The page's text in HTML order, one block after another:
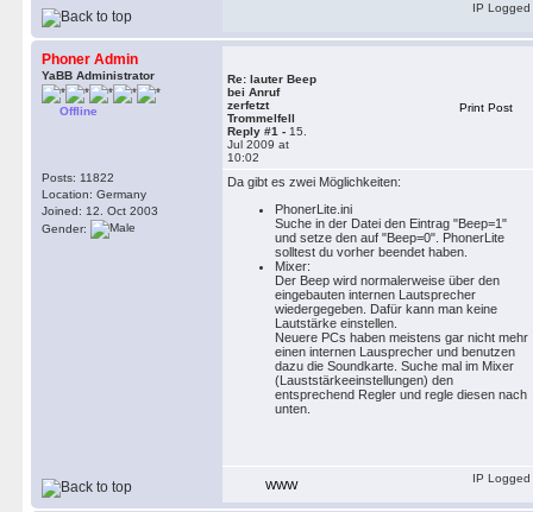
IP Logged
Phoner Admin
YaBB Administrator
Offline
Posts: 11822
Location: Germany
Joined: 12. Oct 2003
Gender:
Re: lauter Beep
bei Anruf
zerfetzt
Trommelfell
Reply #1 - 15.
Jul 2009 at
10:02
Print Post
Da gibt es zwei Möglichkeiten:
PhonerLite.ini
Suche in der Datei den Eintrag "Beep=1"
und setze den auf "Beep=0". PhonerLite
solltest du vorher beendet haben.
Mixer:
Der Beep wird normalerweise über den
eingebauten internen Lautsprecher
wiedergegeben. Dafür kann man keine
Lautstärke einstellen.
Neuere PCs haben meistens gar nicht mehr
einen internen Lausprecher und benutzen
dazu die Soundkarte. Suche mal im Mixer
(Lauststärkeeinstellungen) den
entsprechend Regler und regle diesen nach
unten.
WWW
IP Logged